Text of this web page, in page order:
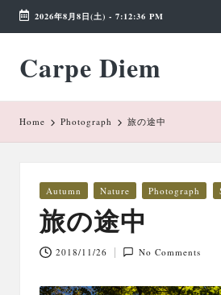
Skip
content
2026年8月8日(土) - 7:12:36 PM
Carpe Diem
Weekend
Wonderland
Home Photograph 旅の途中
Posted
in
Autumn Nature Photograph
旅の途中
2018/11/26 No Comments